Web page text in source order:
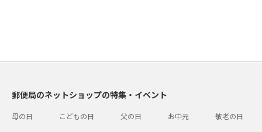
郵便局のネットショップの特集・イベント
母の日 こどもの日 父の日 お中元 敬老の日